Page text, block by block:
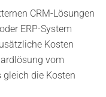
CRM-Lösungen
ERP-System
Kosten
vom
gleich die Kosten